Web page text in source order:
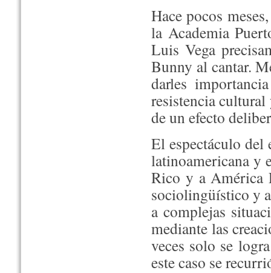
Hace pocos
la Academia
Luis Vega
Bunny al cantar.
darles
resistencia
de un efecto
El espectáculo del
latinoamericana y
Rico y a América
sociolingüístico y
a complejas
mediante las
veces solo se
este caso se